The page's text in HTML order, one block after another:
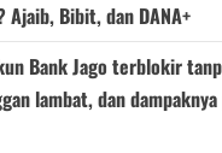
Ajaib, Bibit, dan DANA+
Bank Jago terblokir
lambat, dan